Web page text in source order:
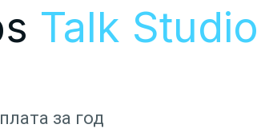
Talk Studio
за год